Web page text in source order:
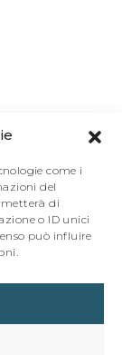
come i
del
di
o ID unici
può influire